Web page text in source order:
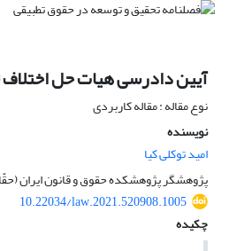
آیین دادرسی هیات حل
نوع مقاله : مقاله کاربردی
نویسنده
امید توکلی کیا
پژوهشگر پژوهشکده حقوق و قانون ایران
10.22034/law.2021.520908.1005
چکیده